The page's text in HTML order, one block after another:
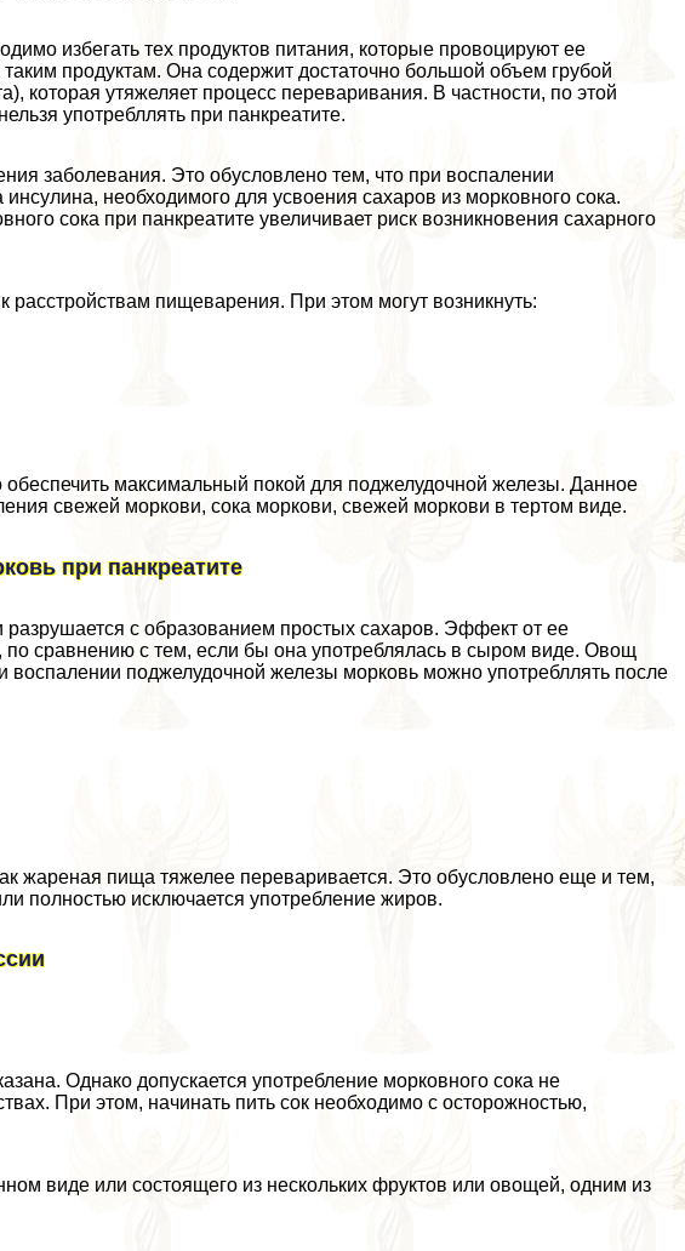
избегать тех продуктов питания, которые провоцируют ее
продуктам. Она содержит достаточно большой объем грубой
которая утяжеляет процесс переваривания. В частности, по этой
употрeбллять при панкреатите.
заболевания. Это обусловлено тем, что при воспалении
необходимого для усвоения сахаров из морковного сока.
сока при панкреатите увеличивает риск возникновения сахарного
пищеварения. При этом могут возникнуть:
максимальный покой для поджелудочной железы. Данное
свежей моркови, сока моркови, свежей моркови в тертом виде.
при панкреатите
разрушается с образованием простых сахаров. Эффект от ее
сравнению с тем, если бы она употрeблялась в сыром виде. Овощ
воспалении поджелудочной железы морковь можно употрeбллять после
жареная пища тяжелее переваривается. Это обусловлено еще и тем,
полностью исключается употрeбление жиров.
Однако допускается употрeбление морковного сока не
При этом, начинать пить сок необходимо с осторожностью,
виде или состоящего из нескольких фруктов или овощей, одним из